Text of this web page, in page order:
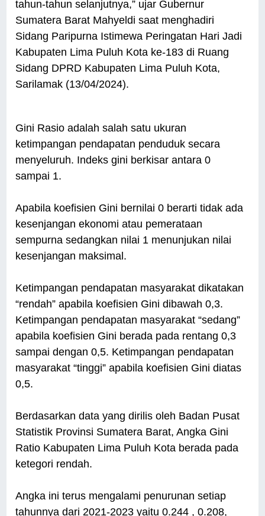
tahun-tahun selanjutnya,” ujar Gubernur
Sumatera Barat Mahyeldi saat menghadiri
Sidang Paripurna Istimewa Peringatan Hari Jadi
Kabupaten Lima Puluh Kota ke-183 di Ruang
Sidang DPRD Kabupaten Lima Puluh Kota,
Sarilamak (13/04/2024).
Gini Rasio adalah salah satu ukuran
ketimpangan pendapatan penduduk secara
menyeluruh. Indeks gini berkisar antara 0
sampai 1.
Apabila koefisien Gini bernilai 0 berarti tidak ada
kesenjangan ekonomi atau pemerataan
sempurna sedangkan nilai 1 menunjukan nilai
kesenjangan maksimal.
Ketimpangan pendapatan masyarakat dikatakan
“rendah” apabila koefisien Gini dibawah 0,3.
Ketimpangan pendapatan masyarakat “sedang”
apabila koefisien Gini berada pada rentang 0,3
sampai dengan 0,5. Ketimpangan pendapatan
masyarakat “tinggi” apabila koefisien Gini diatas
0,5.
Berdasarkan data yang dirilis oleh Badan Pusat
Statistik Provinsi Sumatera Barat, Angka Gini
Ratio Kabupaten Lima Puluh Kota berada pada
ketegori rendah.
Angka ini terus mengalami penurunan setiap
tahunnya dari 2021-2023 yaitu 0.244 , 0.208,